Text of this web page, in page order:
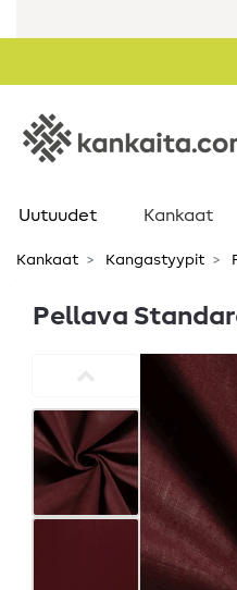
Uutuudet Kankaat
Kankaat Kangastyypit
Pellava